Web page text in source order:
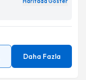
Daha Fazla